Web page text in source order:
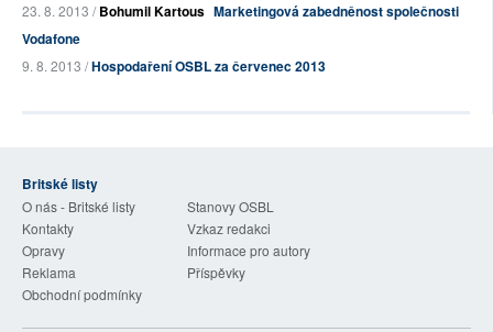
23. 8. 2013 /Bohumil Kartous Marketingová zabedněnost společnosti
Vodafone
9. 8. 2013 /Hospodaření OSBL za červenec 2013
Britské listy
O nás - Britské listy
Stanovy OSBL
Kontakty
Vzkaz redakci
Opravy
Informace pro autory
Reklama
Příspěvky
Obchodní podmínky